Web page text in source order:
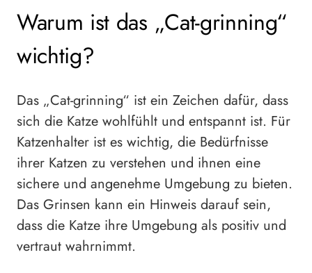
Warum ist das „Cat-grinning“
wichtig?
Das „Cat-grinning“ ist ein Zeichen dafür, dass
sich die Katze wohlfühlt und entspannt ist. Für
Katzenhalter ist es wichtig, die Bedürfnisse
ihrer Katzen zu verstehen und ihnen eine
sichere und angenehme Umgebung zu bieten.
Das Grinsen kann ein Hinweis darauf sein,
dass die Katze ihre Umgebung als positiv und
vertraut wahrnimmt.